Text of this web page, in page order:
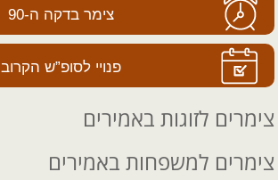
צימר בדקה ה-90
פנויי לסופ”ש הקרוב
צימרים לזוגות באמירים
צימרים למשפחות באמירים